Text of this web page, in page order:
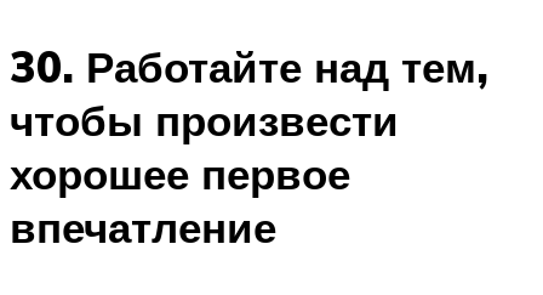
30. Работайте над тем,
чтобы произвести
хорошее первое
впечатление